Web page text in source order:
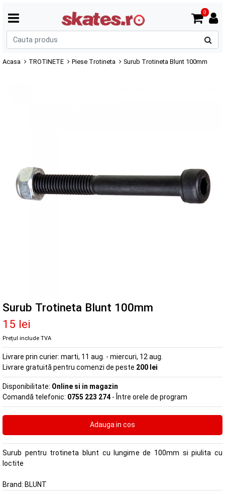
0
Acasa TROTINETE Piese Trotineta Surub Trotineta Blunt 100mm
Surub Trotineta Blunt 100mm
15 lei
Prețul include TVA
Livrare prin curier: marti, 11 aug. - miercuri, 12 aug.
Livrare gratuită pentru comenzi de peste 200 lei
Disponibilitate: Online si in magazin
Comandă telefonic: 0755 223 274 - Între orele de program
Surub pentru trotineta blunt cu lungime de 100mm si piulita cu
loctite
Brand: BLUNT